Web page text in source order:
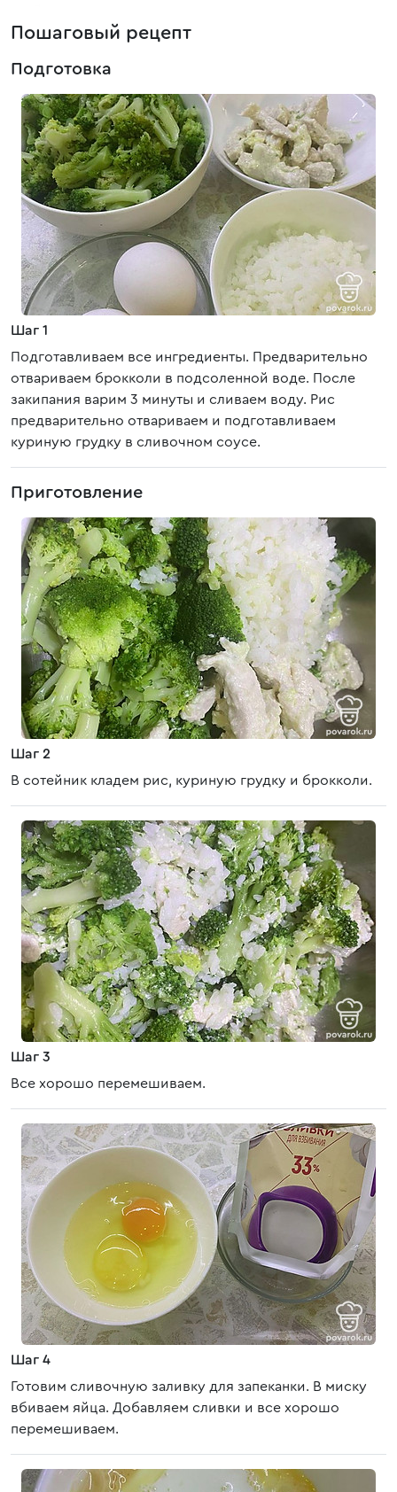
Пошаговый рецепт
Подготовка
Шаг 1
Подготавливаем все ингредиенты. Предварительно
отвариваем брокколи в подсоленной воде. После
закипания варим 3 минуты и сливаем воду. Рис
предварительно отвариваем и подготавливаем
куриную грудку в сливочном соусе.
Приготовление
Шаг 2
В сотейник кладем рис, куриную грудку и брокколи.
Шаг 3
Все хорошо перемешиваем.
Шаг 4
Готовим сливочную заливку для запеканки. В миску
вбиваем яйца. Добавляем сливки и все хорошо
перемешиваем.